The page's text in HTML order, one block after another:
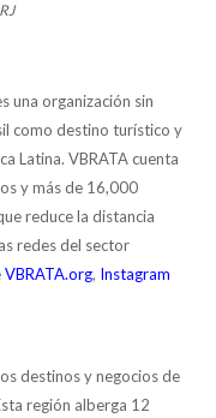
una organización sin
como destino turístico y
Latina. VBRATA cuenta
y más de 16,000
reduce la distancia
redes del sector
VBRATA.org, Instagram
destinos y negocios de
región alberga 12